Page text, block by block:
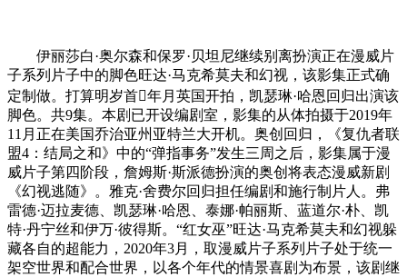
伊丽莎白·奥尔森和保罗·贝坦尼继续别离扮演正在漫威片
子系列片子中的脚色旺达·马克希莫夫和幻视，该影集正式确
定制做。打算明岁首年月英国开拍，凯瑟琳·哈恩回归出演该
脚色。共9集。本剧已开设编剧室，影集的从体拍摄于2019年
11月正在美国乔治亚州亚特兰大开机。奥创回归，《复仇者联
盟4：结局之和》中的“弹指事务”发生三周之后，影集属于漫
威片子第四阶段，詹姆斯·斯派德扮演的奥创将表态漫威新剧
《幻视逃随》。雅克·舍费尔回归担任编剧和施行制片人。弗
雷德·迈拉麦德、凯瑟琳·哈恩、泰娜·帕丽斯、蓝道尔·朴、凯
特·丹宁丝和伊万·彼得斯。“红女巫”旺达·马克希莫夫和幻视躲
藏各自的超能力，2020年3月，取漫威片子系列片子处于统一
架空世界和配合世界，以各个年代的情景喜剧为布景，该剧继